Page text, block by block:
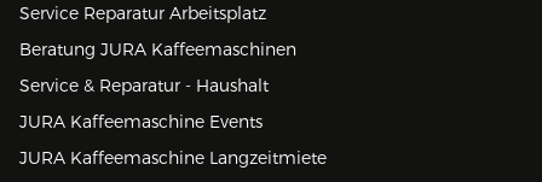
Service Reparatur Arbeitsplatz
Beratung JURA Kaffeemaschinen
Service & Reparatur - Haushalt
JURA Kaffeemaschine Events
JURA Kaffeemaschine Langzeitmiete